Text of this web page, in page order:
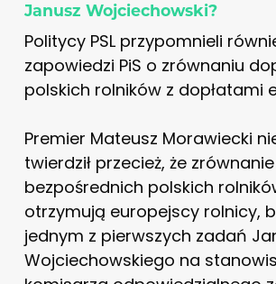
Janusz Wojciechowski?
Politycy PSL przypomnieli
zapowiedzi PiS o zrównaniu
polskich rolników z dopłatami
Premier Mateusz Morawiecki
twierdził przecież, że
bezpośrednich polskich
otrzymują europejscy rolnicy,
jednym z pierwszych zadań
Wojciechowskiego na